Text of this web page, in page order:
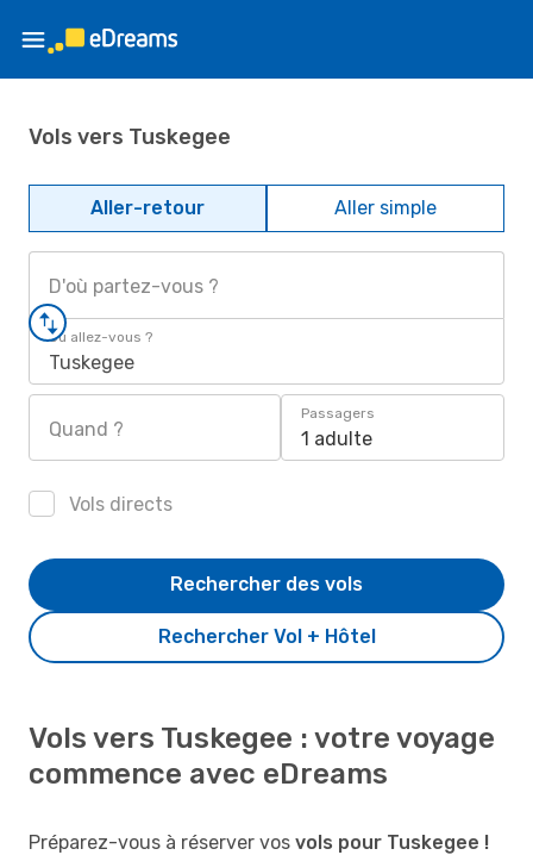
Vols vers Tuskegee
Aller-retour Aller simple
D'où partez-vous ?
Où allez-vous ?
Tuskegee
Quand ?
Passagers
1 adulte
Vols directs
Rechercher Vol + Hôtel
Rechercher des vols
Vols vers Tuskegee : votre voyage
commence avec eDreams
Préparez-vous à réserver vos vols pour Tuskegee !